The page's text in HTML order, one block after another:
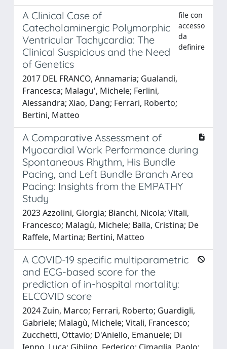
A Clinical Case of
Catecholaminergic Polymorphic
Ventricular Tachycardia: The
Clinical Suspicious and the Need
of Genetics
file con
accesso
da
definire
2017 DEL FRANCO, Annamaria; Gualandi,
Francesca; Malagu', Michele; Ferlini,
Alessandra; Xiao, Dang; Ferrari, Roberto;
Bertini, Matteo
A Comparative Assessment of
Myocardial Work Performance during
Spontaneous Rhythm, His Bundle
Pacing, and Left Bundle Branch Area
Pacing: Insights from the EMPATHY
Study
2023 Azzolini, Giorgia; Bianchi, Nicola; Vitali,
Francesco; Malagù, Michele; Balla, Cristina; De
Raffele, Martina; Bertini, Matteo
A COVID-19 specific multiparametric
and ECG-based score for the
prediction of in-hospital mortality:
ELCOVID score
2024 Zuin, Marco; Ferrari, Roberto; Guardigli,
Gabriele; Malagù, Michele; Vitali, Francesco;
Zucchetti, Ottavio; D'Aniello, Emanuele; Di